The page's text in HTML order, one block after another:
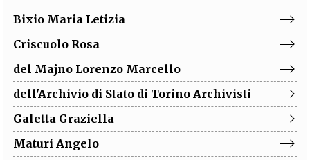
CODICI RUBRICHE
SOCIAL MEDIA
Bixio Maria Letizia
Criscuolo Rosa
del Majno Lorenzo Marcello
dell'Archivio di Stato di Torino Archivisti
Galetta Graziella
Maturi Angelo